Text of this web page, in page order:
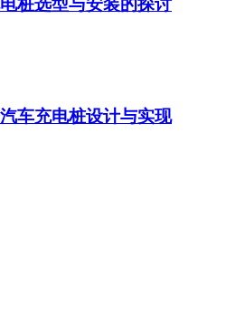
桩选型与安装的探讨
车充电桩设计与实现